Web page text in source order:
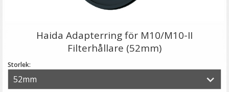
Step Up Ring 58-62mm - Gör filtergängan större
Haida Adapterring för M10/M10-II
Filterhållare (52mm)
Storlek: